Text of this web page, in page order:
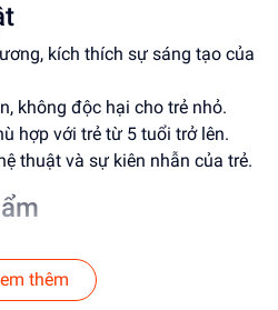
kích thích sự sáng tạo của
không độc hại cho trẻ nhỏ.
hợp với trẻ từ 5 tuổi trở lên.
thuật và sự kiên nhẫn của trẻ.
thêm